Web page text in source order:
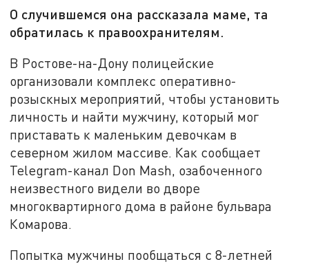
О случившемся она рассказала маме, та
обратилась к правоохранителям.
В Ростове-на-Дону полицейские
организовали комплекс оперативно-
розыскных мероприятий, чтобы установить
личность и найти мужчину, который мог
приставать к маленьким девочкам в
северном жилом массиве. Как сообщает
Telegram-канал Don Mash, озабоченного
неизвестного видели во дворе
многоквартирного дома в районе бульвара
Комарова.
Попытка мужчины пообщаться с 8-летней